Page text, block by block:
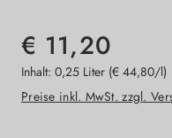
€ 11,20
Inhalt: 0,25 Liter (€ 44,80/l)
Preise inkl. MwSt. zzgl.